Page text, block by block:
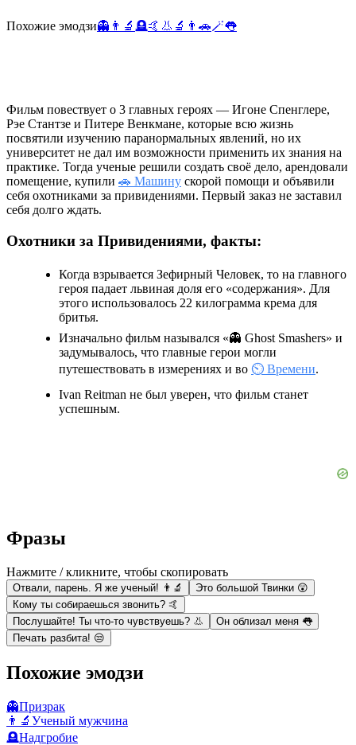
Похожие эмодзи👻 👨‍🔬 🪦🤙 👃 🔬 👨 🚗🪄👅
Фильм повествует о 3 главных героях — Игоне Спенглере,
Рэе Стантзе и Питере Венкмане, которые всю жизнь
посвятили изучению паранормальных явлений, но их
университет не дал им возможности применить их знания на
практике. Тогда ученые решили создать своё дело, арендовали
помещение, купили 🚗 Машину скорой помощи и объявили
себя охотниками за привидениями. Первый заказ не заставил
себя долго ждать.
Охотники за Привидениями, факты:
Когда взрывается Зефирный Человек, то на главного
героя падает львиная доля его «содержания». Для
этого использовалось 22 килограмма крема для
бритья.
Изначально фильм назывался «👻 Ghost Smashers» и
задумывалось, что главные герои могли
путешествовать в измерениях и во ⏲️ Времени.
Ivan Reitman не был уверен, что фильм станет
успешным.
Фразы
Нажмите / кликните, чтобы скопировать
Отвали, парень. Я же ученый! 👨‍🔬
Это большой Твинки 😲
Кому ты собираешься звонить? 🤙
Послушайте! Ты что-то чувствуешь? 👃
Он облизал меня 👅
Печать разбита! 😒
Похожие эмодзи
👻Призрак
👨‍🔬 Ученый мужчина
🪦Надгробие